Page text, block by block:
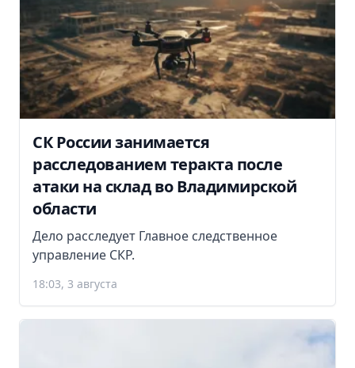
СК России занимается
расследованием теракта после
атаки на склад во Владимирской
области
Дело расследует Главное следственное
управление СКР.
18:03, 3 августа